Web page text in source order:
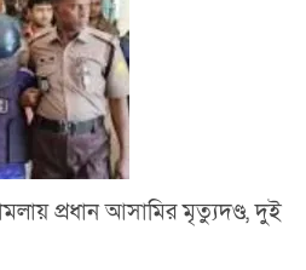
প্রধান আসামির মৃত্যুদণ্ড, দুই